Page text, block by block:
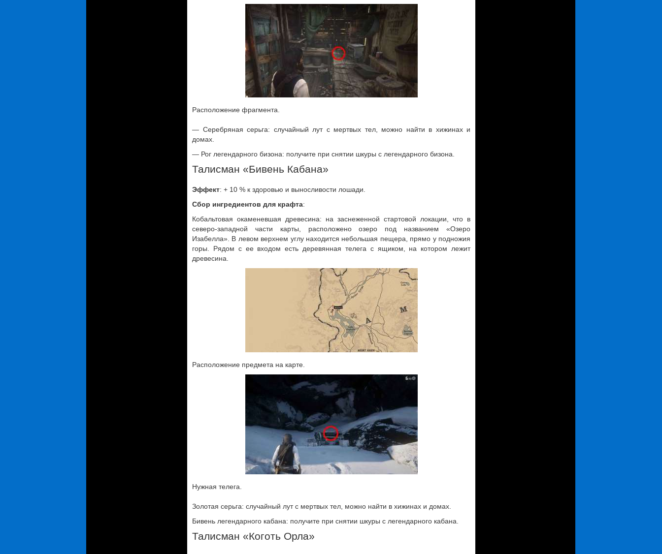
Расположение фрагмента.
— Серебряная серьга: случайный лут с мертвых тел, можно найти в хижинах и
домах.
— Рог легендарного бизона: получите при снятии шкуры с легендарного бизона.
Талисман «Бивень Кабана»
Эффект: + 10 % к здоровью и выносливости лошади.
Сбор ингредиентов для крафта:
Кобальтовая окаменевшая древесина: на заснеженной стартовой локации, что в
северо-западной части карты, расположено озеро под названием «Озеро
Изабелла». В левом верхнем углу находится небольшая пещера, прямо у подножия
горы. Рядом с ее входом есть деревянная телега с ящиком, на котором лежит
древесина.
Расположение предмета на карте.
Нужная телега.
Золотая серьга: случайный лут с мертвых тел, можно найти в хижинах и домах.
Бивень легендарного кабана: получите при снятии шкуры с легендарного кабана.
Талисман «Коготь Орла»